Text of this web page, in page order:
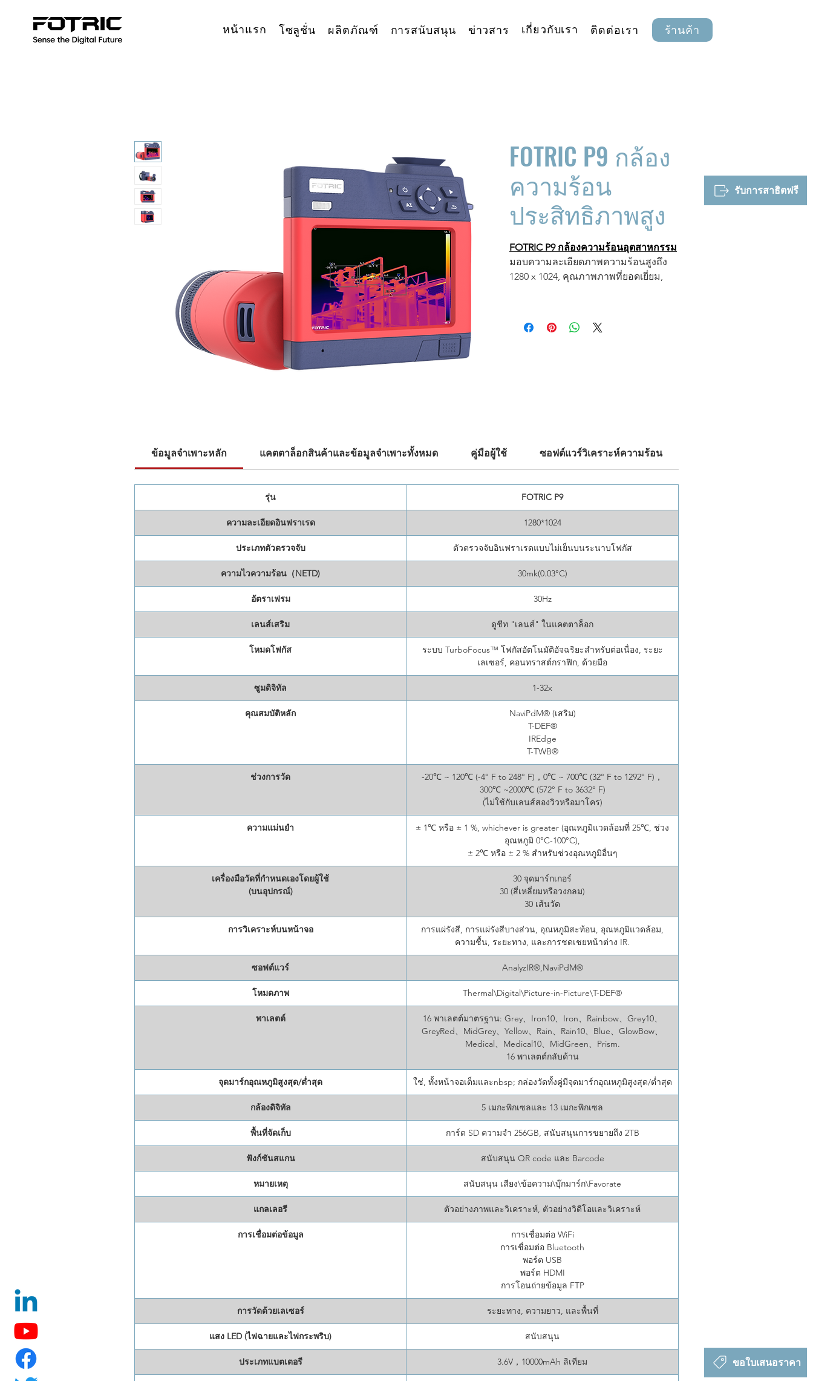
หน้าแรก โซลูชั่น ผลิตภัณฑ์ การสนับสนุน ข่าวสาร เกี่ยวกับเรา ติดต่อเรา ร้านค้า
รับการสาธิตฟรี
ขอใบเสนอราคา
FOTRIC P9 กล้อง
ความร้อน
ประสิทธิภาพสูง
FOTRIC P9 กล้องความร้อนอุตสาหกรรม
มอบความละเอียดภาพความร้อนสูงถึง
1280 x 1024, คุณภาพภาพที่ยอดเยี่ยม,
ต้องพกพาหรือเปลี่ยนเลนส์ ช่วยประหยัด
เวลาและพื้นที่ กล้องซีรีส์ P มี
ความร้อนในการตรวจสอบ ใช้งานตรวจ
ข้อมูลจำเพาะหลัก แคตตาล็อกสินค้าและข้อมูลจำเพาะทั้งหมด คู่มือผู้ใช้ ซอฟต์แวร์วิเคราะห์ความร้อน
รุ่น FOTRIC P9
ความละเอียดอินฟราเรด 1280*1024
ประเภทตัวตรวจจับ ตัวตรวจจับอินฟราเรดแบบไม่เย็นบนระนาบโฟกัส
ความไวความร้อน（NETD) 30mk(0.03°C)
อัตราเฟรม 30Hz
เลนส์เสริม ดูชีท "เลนส์" ในแคตตาล็อก
โหมดโฟกัส
ระบบ TurboFocus™ โฟกัสอัตโนมัติอัจฉริยะสำหรับต่อเนื่อง, ระยะ
เลเซอร์, คอนทราสต์กราฟิก, ด้วยมือ
ซูมดิจิทัล 1-32x
คุณสมบัติหลัก
NaviPdM® (เสริม)
T-DEF®
IREdge
T-TWB®
ช่วงการวัด
-20℃ ~ 120℃ (-4° F to 248° F)，0℃ ~ 700℃ (32° F to 1292° F)，
300℃ ~2000℃ (572° F to 3632° F)
(ไม่ใช้กับเลนส์สองวิวหรือมาโคร)
ความแม่นยำ
± 1℃ หรือ ± 1 %, whichever is greater (อุณหภูมิแวดล้อมที่ 25℃, ช่วง
อุณหภูมิ 0°C-100°C),
± 2℃ หรือ ± 2 % สำหรับช่วงอุณหภูมิอื่นๆ
เครื่องมือวัดที่กำหนดเองโดยผู้ใช้
(บนอุปกรณ์)
30 จุดมาร์กเกอร์
30 (สี่เหลี่ยมหรือวงกลม)
30 เส้นวัด
การวิเคราะห์บนหน้าจอ
การแผ่รังสี, การแผ่รังสีบางส่วน, อุณหภูมิสะท้อน, อุณหภูมิแวดล้อม,
ความชื้น, ระยะทาง, และการชดเชยหน้าต่าง IR.
ซอฟต์แวร์ AnalyzIR®,NaviPdM®
โหมดภาพ Thermal\Digital\Picture-in-Picture\T-DEF®
พาเลตต์
16 พาเลตต์มาตรฐาน: Grey、Iron10、Iron、Rainbow、Grey10、
GreyRed、MidGrey、Yellow、Rain、Rain10、Blue、GlowBow、
Medical、Medical10、MidGreen、Prism.
16 พาเลตต์กลับด้าน
จุดมาร์กอุณหภูมิสูงสุด/ต่ำสุด ใช่, ทั้งหน้าจอเต็มและnbsp; กล่องวัดทั้งคู่มีจุดมาร์กอุณหภูมิสูงสุด/ต่ำสุด
กล้องดิจิทัล 5 เมกะพิกเซลและ 13 เมกะพิกเซล
พื้นที่จัดเก็บ การ์ด SD ความจำ 256GB, สนับสนุนการขยายถึง 2TB
ฟังก์ชันสแกน สนับสนุน QR code และ Barcode
หมายเหตุ สนับสนุน เสียง\ข้อความ\บุ๊กมาร์ก\Favorate
แกลเลอรี ตัวอย่างภาพและวิเคราะห์, ตัวอย่างวิดีโอและวิเคราะห์
การเชื่อมต่อข้อมูล
การเชื่อมต่อ WiFi
การเชื่อมต่อ Bluetooth
พอร์ต USB
พอร์ต HDMI
การโอนถ่ายข้อมูล FTP
การวัดด้วยเลเซอร์ ระยะทาง, ความยาว, และพื้นที่
แสง LED (ไฟฉายและไฟกระพริบ) สนับสนุน
ประเภทแบตเตอรี 3.6V，10000mAh ลิเทียม